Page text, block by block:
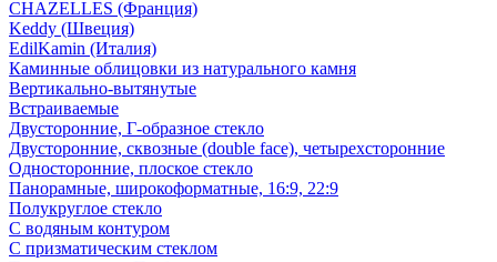
CHAZELLES (Франция)
Keddy (Швеция)
EdilKamin (Италия)
Каминные облицовки из натурального камня
Вертикально-вытянутые
Встраиваемые
Двусторонние, Г-образное стекло
Двусторонние, сквозные (double face), четырехсторонние
Односторонние, плоское стекло
Панорамные, широкоформатные, 16:9, 22:9
Полукруглое стекло
С водяным контуром
С призматическим стеклом